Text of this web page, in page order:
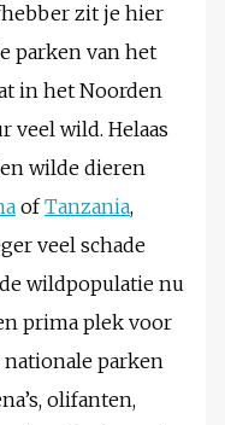
zit je hier
parken van het
in het Noorden
veel wild. Helaas
wilde dieren
ofTanzania,
veel schade
wildpopulatie nu
prima plek voor
parken
olifanten,